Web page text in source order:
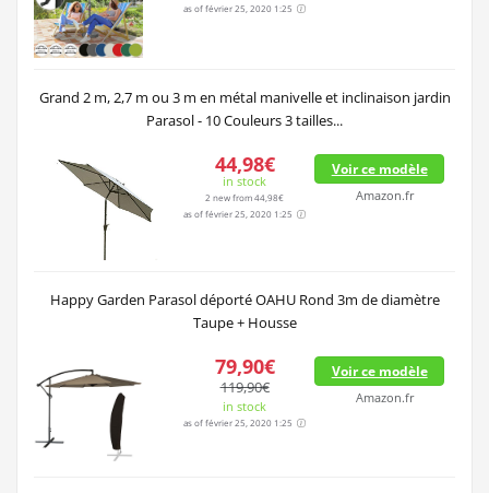
as of février 25, 2020 1:25
Grand 2 m, 2,7 m ou 3 m en métal manivelle et inclinaison jardin
Parasol - 10 Couleurs 3 tailles...
44,98€
in stock
2 new from 44,98€
as of février 25, 2020 1:25
Voir ce modèle
Amazon.fr
Happy Garden Parasol déporté OAHU Rond 3m de diamètre
Taupe + Housse
79,90€
119,90€
in stock
as of février 25, 2020 1:25
Voir ce modèle
Amazon.fr